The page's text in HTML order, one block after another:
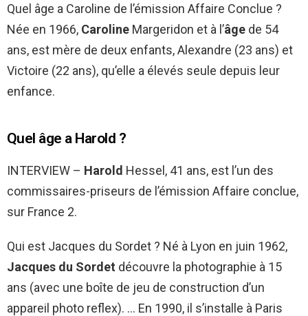
Quel âge a Caroline de l’émission Affaire Conclue ?
Née en 1966, Caroline Margeridon et à l’âge de 54
ans, est mère de deux enfants, Alexandre (23 ans) et
Victoire (22 ans), qu’elle a élevés seule depuis leur
enfance.
Quel âge a Harold ?
INTERVIEW – Harold Hessel, 41 ans, est l’un des
commissaires-priseurs de l’émission Affaire conclue,
sur France 2.
Qui est Jacques du Sordet ? Né à Lyon en juin 1962,
Jacques du Sordet découvre la photographie à 15
ans (avec une boîte de jeu de construction d’un
appareil photo reflex). … En 1990, il s’installe à Paris